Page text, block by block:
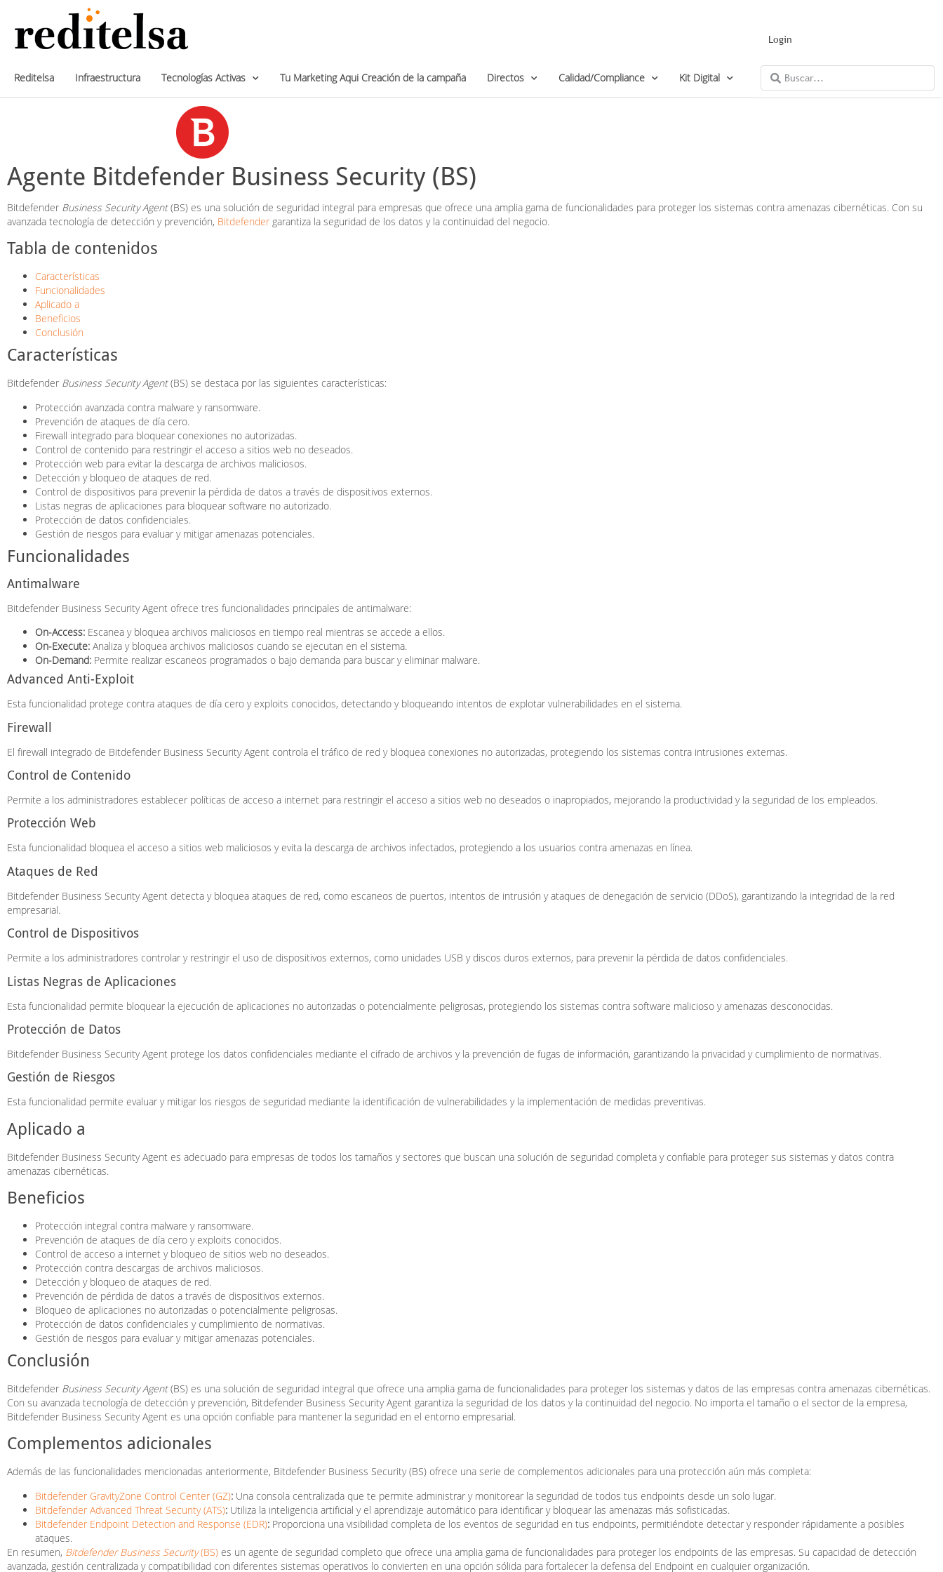
Login
Reditelsa Infraestructura Tecnologías Activas Tu Marketing Aqui Creación de la campaña Directos Calidad/Compliance Kit Digital
Agente Bitdefender Business Security (BS)
Bitdefender Business Security Agent(BS) es una solución de seguridad integral para empresas que ofrece una amplia gama de funcionalidades para proteger los sistemas contra amenazas cibernéticas. Con su
avanzada tecnología de detección y prevención, Bitdefender garantiza la seguridad de los datos y la continuidad del negocio.
Tabla de contenidos
Características
Funcionalidades
Aplicado a
Beneficios
Conclusión
Características
Bitdefender Business Security Agent(BS) se destaca por las siguientes características:
Protección avanzada contra malware y ransomware.
Prevención de ataques de día cero.
Firewall integrado para bloquear conexiones no autorizadas.
Control de contenido para restringir el acceso a sitios web no deseados.
Protección web para evitar la descarga de archivos maliciosos.
Detección y bloqueo de ataques de red.
Control de dispositivos para prevenir la pérdida de datos a través de dispositivos externos.
Listas negras de aplicaciones para bloquear software no autorizado.
Protección de datos confidenciales.
Gestión de riesgos para evaluar y mitigar amenazas potenciales.
Funcionalidades
Antimalware
Bitdefender Business Security Agent ofrece tres funcionalidades principales de antimalware:
On-Access: Escanea y bloquea archivos maliciosos en tiempo real mientras se accede a ellos.
On-Execute: Analiza y bloquea archivos maliciosos cuando se ejecutan en el sistema.
On-Demand: Permite realizar escaneos programados o bajo demanda para buscar y eliminar malware.
Advanced Anti-Exploit
Esta funcionalidad protege contra ataques de día cero y exploits conocidos, detectando y bloqueando intentos de explotar vulnerabilidades en el sistema.
Firewall
El firewall integrado de Bitdefender Business Security Agent controla el tráfico de red y bloquea conexiones no autorizadas, protegiendo los sistemas contra intrusiones externas.
Control de Contenido
Permite a los administradores establecer políticas de acceso a internet para restringir el acceso a sitios web no deseados o inapropiados, mejorando la productividad y la seguridad de los empleados.
Protección Web
Esta funcionalidad bloquea el acceso a sitios web maliciosos y evita la descarga de archivos infectados, protegiendo a los usuarios contra amenazas en línea.
Ataques de Red
Bitdefender Business Security Agent detecta y bloquea ataques de red, como escaneos de puertos, intentos de intrusión y ataques de denegación de servicio (DDoS), garantizando la integridad de la red
empresarial.
Control de Dispositivos
Permite a los administradores controlar y restringir el uso de dispositivos externos, como unidades USB y discos duros externos, para prevenir la pérdida de datos confidenciales.
Listas Negras de Aplicaciones
Esta funcionalidad permite bloquear la ejecución de aplicaciones no autorizadas o potencialmente peligrosas, protegiendo los sistemas contra software malicioso y amenazas desconocidas.
Protección de Datos
Bitdefender Business Security Agent protege los datos confidenciales mediante el cifrado de archivos y la prevención de fugas de información, garantizando la privacidad y cumplimiento de normativas.
Gestión de Riesgos
Esta funcionalidad permite evaluar y mitigar los riesgos de seguridad mediante la identificación de vulnerabilidades y la implementación de medidas preventivas.
Aplicado a
Bitdefender Business Security Agent es adecuado para empresas de todos los tamaños y sectores que buscan una solución de seguridad completa y confiable para proteger sus sistemas y datos contra
amenazas cibernéticas.
Beneficios
Protección integral contra malware y ransomware.
Prevención de ataques de día cero y exploits conocidos.
Control de acceso a internet y bloqueo de sitios web no deseados.
Protección contra descargas de archivos maliciosos.
Detección y bloqueo de ataques de red.
Prevención de pérdida de datos a través de dispositivos externos.
Bloqueo de aplicaciones no autorizadas o potencialmente peligrosas.
Protección de datos confidenciales y cumplimiento de normativas.
Gestión de riesgos para evaluar y mitigar amenazas potenciales.
Conclusión
Bitdefender Business Security Agent(BS) es una solución de seguridad integral que ofrece una amplia gama de funcionalidades para proteger los sistemas y datos de las empresas contra amenazas cibernéticas.
Con su avanzada tecnología de detección y prevención, Bitdefender Business Security Agent garantiza la seguridad de los datos y la continuidad del negocio. No importa el tamaño o el sector de la empresa,
Bitdefender Business Security Agent es una opción confiable para mantener la seguridad en el entorno empresarial.
Complementos adicionales
Además de las funcionalidades mencionadas anteriormente, Bitdefender Business Security (BS) ofrece una serie de complementos adicionales para una protección aún más completa:
Bitdefender GravityZone Control Center (GZ): Una consola centralizada que te permite administrar y monitorear la seguridad de todos tus endpoints desde un solo lugar.
Bitdefender Advanced Threat Security (ATS): Utiliza la inteligencia artificial y el aprendizaje automático para identificar y bloquear las amenazas más sofisticadas.
Bitdefender Endpoint Detection and Response (EDR): Proporciona una visibilidad completa de los eventos de seguridad en tus endpoints, permitiéndote detectar y responder rápidamente a posibles
ataques.
En resumen, Bitdefender Business Security(BS) es un agente de seguridad completo que ofrece una amplia gama de funcionalidades para proteger los endpoints de las empresas. Su capacidad de detección
avanzada, gestión centralizada y compatibilidad con diferentes sistemas operativos lo convierten en una opción sólida para fortalecer la defensa del Endpoint en cualquier organización.